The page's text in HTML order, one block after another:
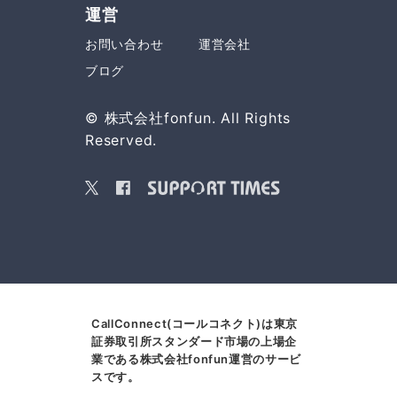
運営
お問い合わせ
運営会社
ブログ
© 株式会社fonfun. All Rights
Reserved.
CallConnect(コールコネクト)は東京
証券取引所スタンダード市場の上場企
業である株式会社fonfun運営のサービ
スです。